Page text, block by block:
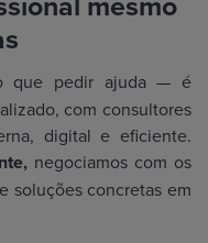
que pedir ajuda — é
com consultores
digital e eficiente.
negociamos com os
soluções concretas em